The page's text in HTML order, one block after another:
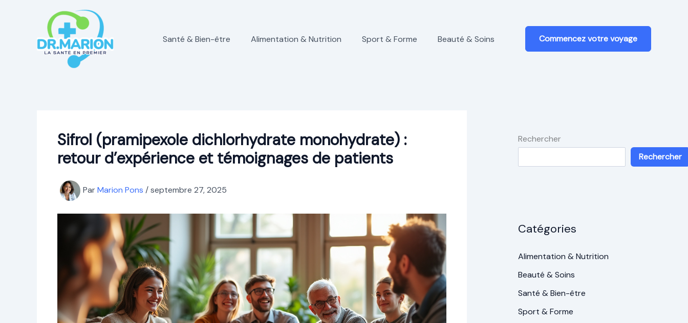
Santé & Bien-être Alimentation & Nutrition Sport & Forme Beauté & Soins Commencez votre voyage
Sifrol (pramipexole dichlorhydrate monohydrate) :
retour d’expérience et témoignages de patients
ParMarion Pons /septembre 27, 2025
Rechercher
Rechercher
Catégories
Alimentation & Nutrition
Beauté & Soins
Santé & Bien-être
Sport & Forme